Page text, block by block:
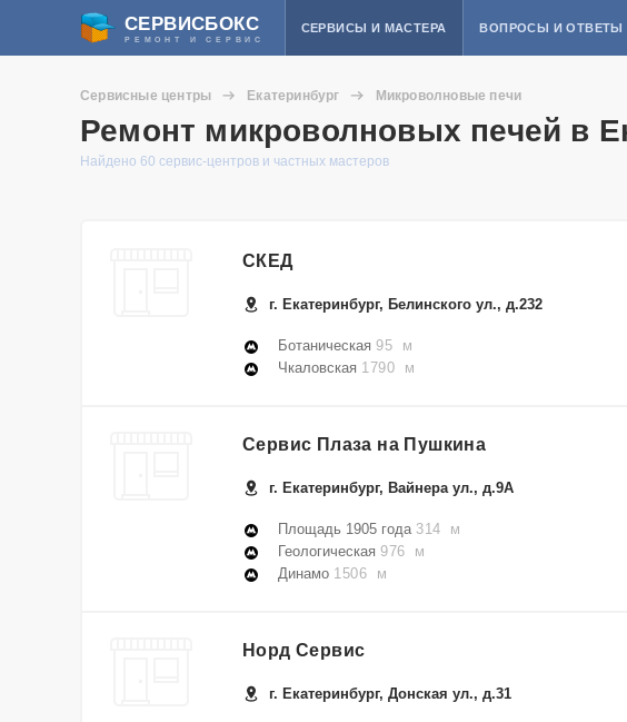
СЕРВИСБОКС
РЕМОНТ И СЕРВИС
СЕРВИСЫ И МАСТЕРА ВОПРОСЫ И ОТВЕТЫ
Сервисные центры Екатеринбург Микроволновые печи
Ремонт микроволновых печей в
Найдено 60 сервис-центров и частных мастеров
СКЕД
г. Екатеринбург, Белинского ул., д.232
Ботаническая 95 м
Чкаловская 1790 м
Сервис Плаза на Пушкина
г. Екатеринбург, Вайнера ул., д.9А
Площадь 1905 года314 м
Геологическая 976 м
Динамо 1506 м
Норд Сервис
г. Екатеринбург, Донская ул., д.31